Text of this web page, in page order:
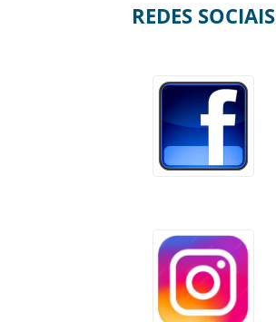
REDES SOCIAIS